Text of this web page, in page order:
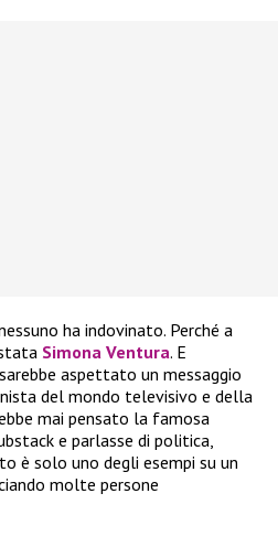
ha indovinato. Perché a
Simona Ventura. E
aspettato un messaggio
del mondo televisivo e della
mai pensato la famosa
e parlasse di politica,
è solo uno degli esempi su un
molte persone